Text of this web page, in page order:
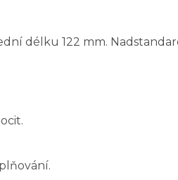
délku 122 mm.